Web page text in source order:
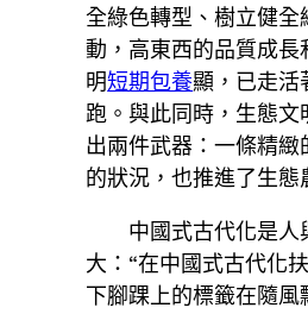
全綠色轉型、樹立健全
動，高東西的品質成
明短期包養顯，已走活
跑。與此同時，生態
出兩件武器：一條精
的狀況，也推進了生
中國式古代化是
大：“在中國式古代化
下腳踝上的標籤在隨